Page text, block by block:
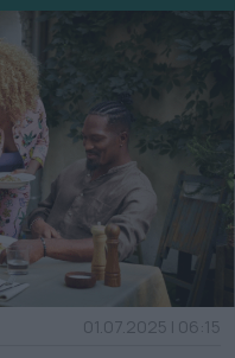
01.07.2025 | 06:15